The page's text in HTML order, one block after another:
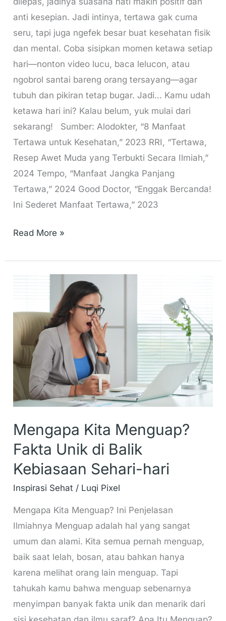
anti kesepian. Jadi intinya, tertawa gak cuma
seru, tapi juga ngefek besar buat kesehatan fisik
dan mental. Coba sisipkan momen ketawa setiap
hari—nonton video lucu, baca lelucon, atau
ngobrol santai bareng orang tersayang—agar
tubuh dan pikiran tetap bugar. Jadi… Kamu udah
ketawa hari ini? Kalau belum, yuk mulai dari
sekarang! Sumber: Alodokter, “8 Manfaat
Tertawa untuk Kesehatan,” 2023 RRI, “Tertawa,
Resep Awet Muda yang Terbukti Secara Ilmiah,”
2024 Tempo, “Manfaat Jangka Panjang
Tertawa,” 2024 Good Doctor, “Enggak Bercanda!
Ini Sederet Manfaat Tertawa,” 2023
Read More »
Mengapa Kita Menguap?
Fakta Unik di Balik
Kebiasaan Sehari-hari
Inspirasi Sehat / Luqi Pixel
Mengapa Kita Menguap? Ini Penjelasan
Ilmiahnya Menguap adalah hal yang sangat
umum dan alami. Kita semua pernah menguap,
baik saat lelah, bosan, atau bahkan hanya
karena melihat orang lain menguap. Tapi
tahukah kamu bahwa menguap sebenarnya
menyimpan banyak fakta unik dan menarik dari
Mengapa
Menguap?
Fakta
Unik
di
Balik
Kebiasaan
Sehari-
hari